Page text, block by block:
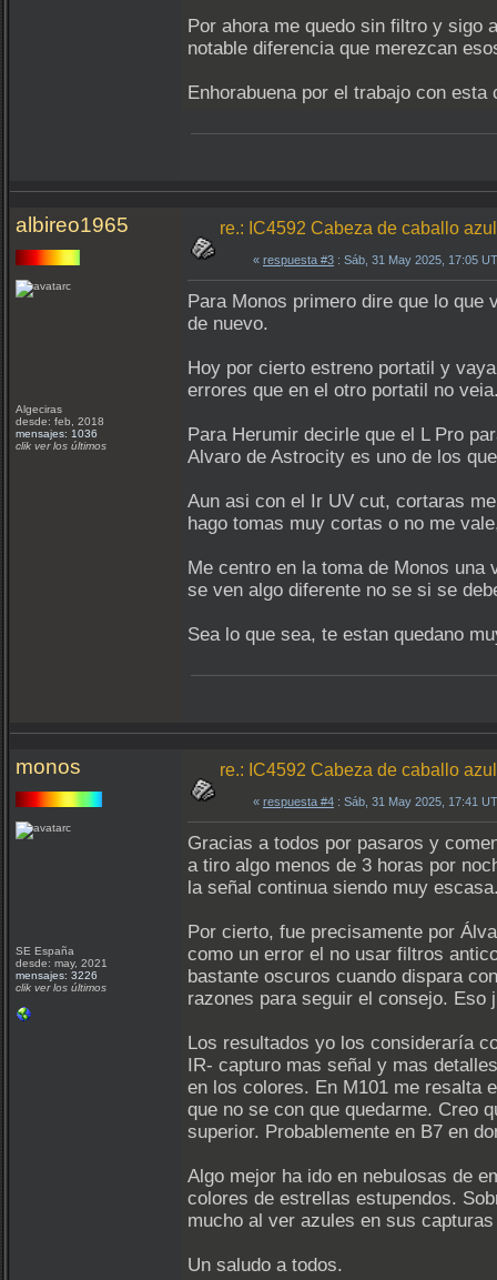
Por ahora me quedo sin filtro y sigo
notable diferencia que merezcan
Enhorabuena por el trabajo con esta
albireo1965
Algeciras
desde: feb, 2018
mensajes: 1036
clik ver los últimos
re.: IC4592 Cabeza de caballo
« respuesta #3 : Sáb, 31 May 2025, 17:05
Para Monos primero dire que lo que
de nuevo.
Hoy por cierto estreno portatil y
errores que en el otro portatil no
Para Herumir decirle que el L Pro
Alvaro de Astrocity es uno de los
Aun asi con el Ir UV cut, cortaras
hago tomas muy cortas o no me
Me centro en la toma de Monos
se ven algo diferente no se si se
Sea lo que sea, te estan quedano
monos
SE España
desde: may, 2021
mensajes: 3226
clik ver los últimos
re.: IC4592 Cabeza de caballo
« respuesta #4 : Sáb, 31 May 2025, 17:41
Gracias a todos por pasaros y
a tiro algo menos de 3 horas por
la señal continua siendo muy
Por cierto, fue precisamente por
como un error el no usar filtros
bastante oscuros cuando dispara
razones para seguir el consejo. Eso
Los resultados yo los consideraría
IR- capturo mas señal y mas
en los colores. En M101 me resalta
que no se con que quedarme. Creo
superior. Probablemente en B7 en
Algo mejor ha ido en nebulosas de
colores de estrellas estupendos.
mucho al ver azules en sus
Un saludo a todos.